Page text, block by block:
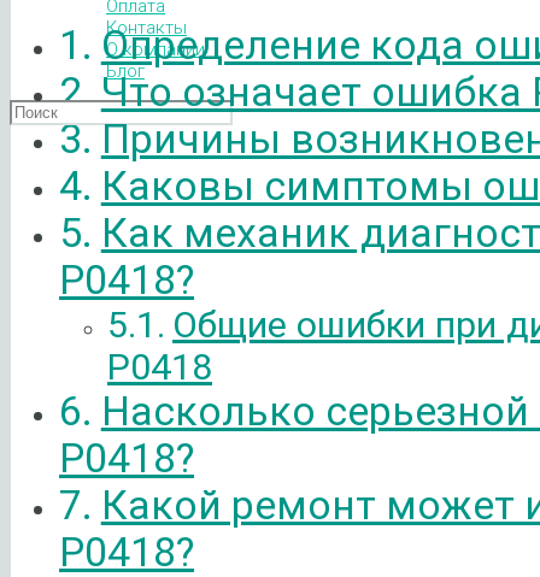
Оплата
Контакты
О компании
Блог
Определение кода
Что означает ошибка
Причины
Каковы симптомы
Как механик
P0418?
Общие ошибки при
P0418
Насколько
P0418?
Какой ремонт может
P0418?